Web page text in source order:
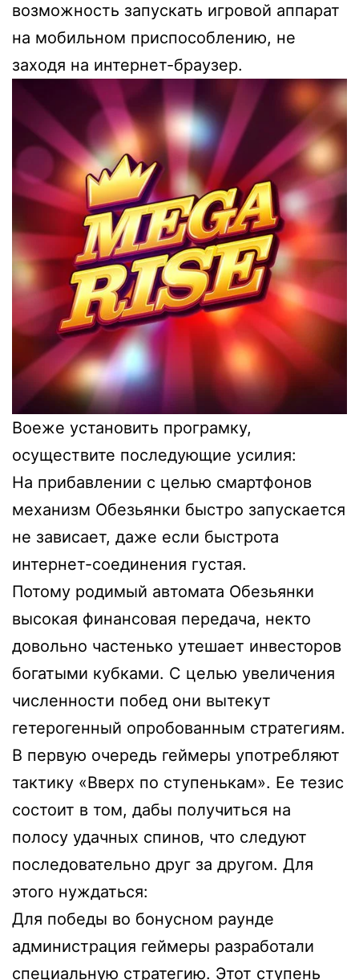
возможность запускать игровой аппарат
на мобильном приспособлению, не
заходя на интернет-браузер.
Воеже установить програмку,
осуществите последующие усилия:
На прибавлении с целью смартфонов
механизм Обезьянки быстро запускается
не зависает, даже если быстрота
интернет-соединения густая.
Потому родимый автомата Обезьянки
высокая финансовая передача, некто
довольно частенько утешает инвесторов
богатыми кубками. С целью увеличения
численности побед они вытекут
гетерогенный опробованным стратегиям.
В первую очередь геймеры употребляют
тактику «Вверх по ступенькам». Ее тезис
состоит в том, дабы получиться на
полосу удачных спинов, что следуют
последовательно друг за другом. Для
этого нуждаться:
Для победы во бонусном раунде
администрация геймеры разработали
специальную стратегию. Этот ступень